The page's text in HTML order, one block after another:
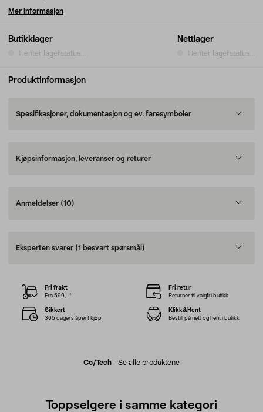
Butikklager
Henter lagerstatus...
Nettlager
Henter lagerstatus...
Mer informasjon
Produktinformasjon
Spesifikasjoner, dokumentasjon og ev. faresymboler
Kjøpsinformasjon, leveranser og returer
Anmeldelser (10)
Eksperten svarer (1 besvart spørsmål)
Co/tech - Se alle produktene
Fri frakt
Fra 599,–*
Fri retur
Returner til valgfri butikk
Sikkert
365 dagers åpent kjøp
Klikk&Hent
Bestill på nett og hent i butikk
Toppselgere i samme kategori